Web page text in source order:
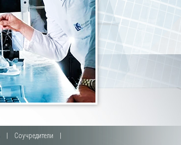
Соучредители